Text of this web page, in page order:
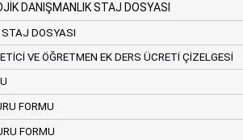
DANIŞMANLIK STAJ DOSYASI
STAJ DOSYASI
VE ÖĞRETMEN EK DERS ÜCRETİ ÇİZELGESİ
FORMU
FORMU